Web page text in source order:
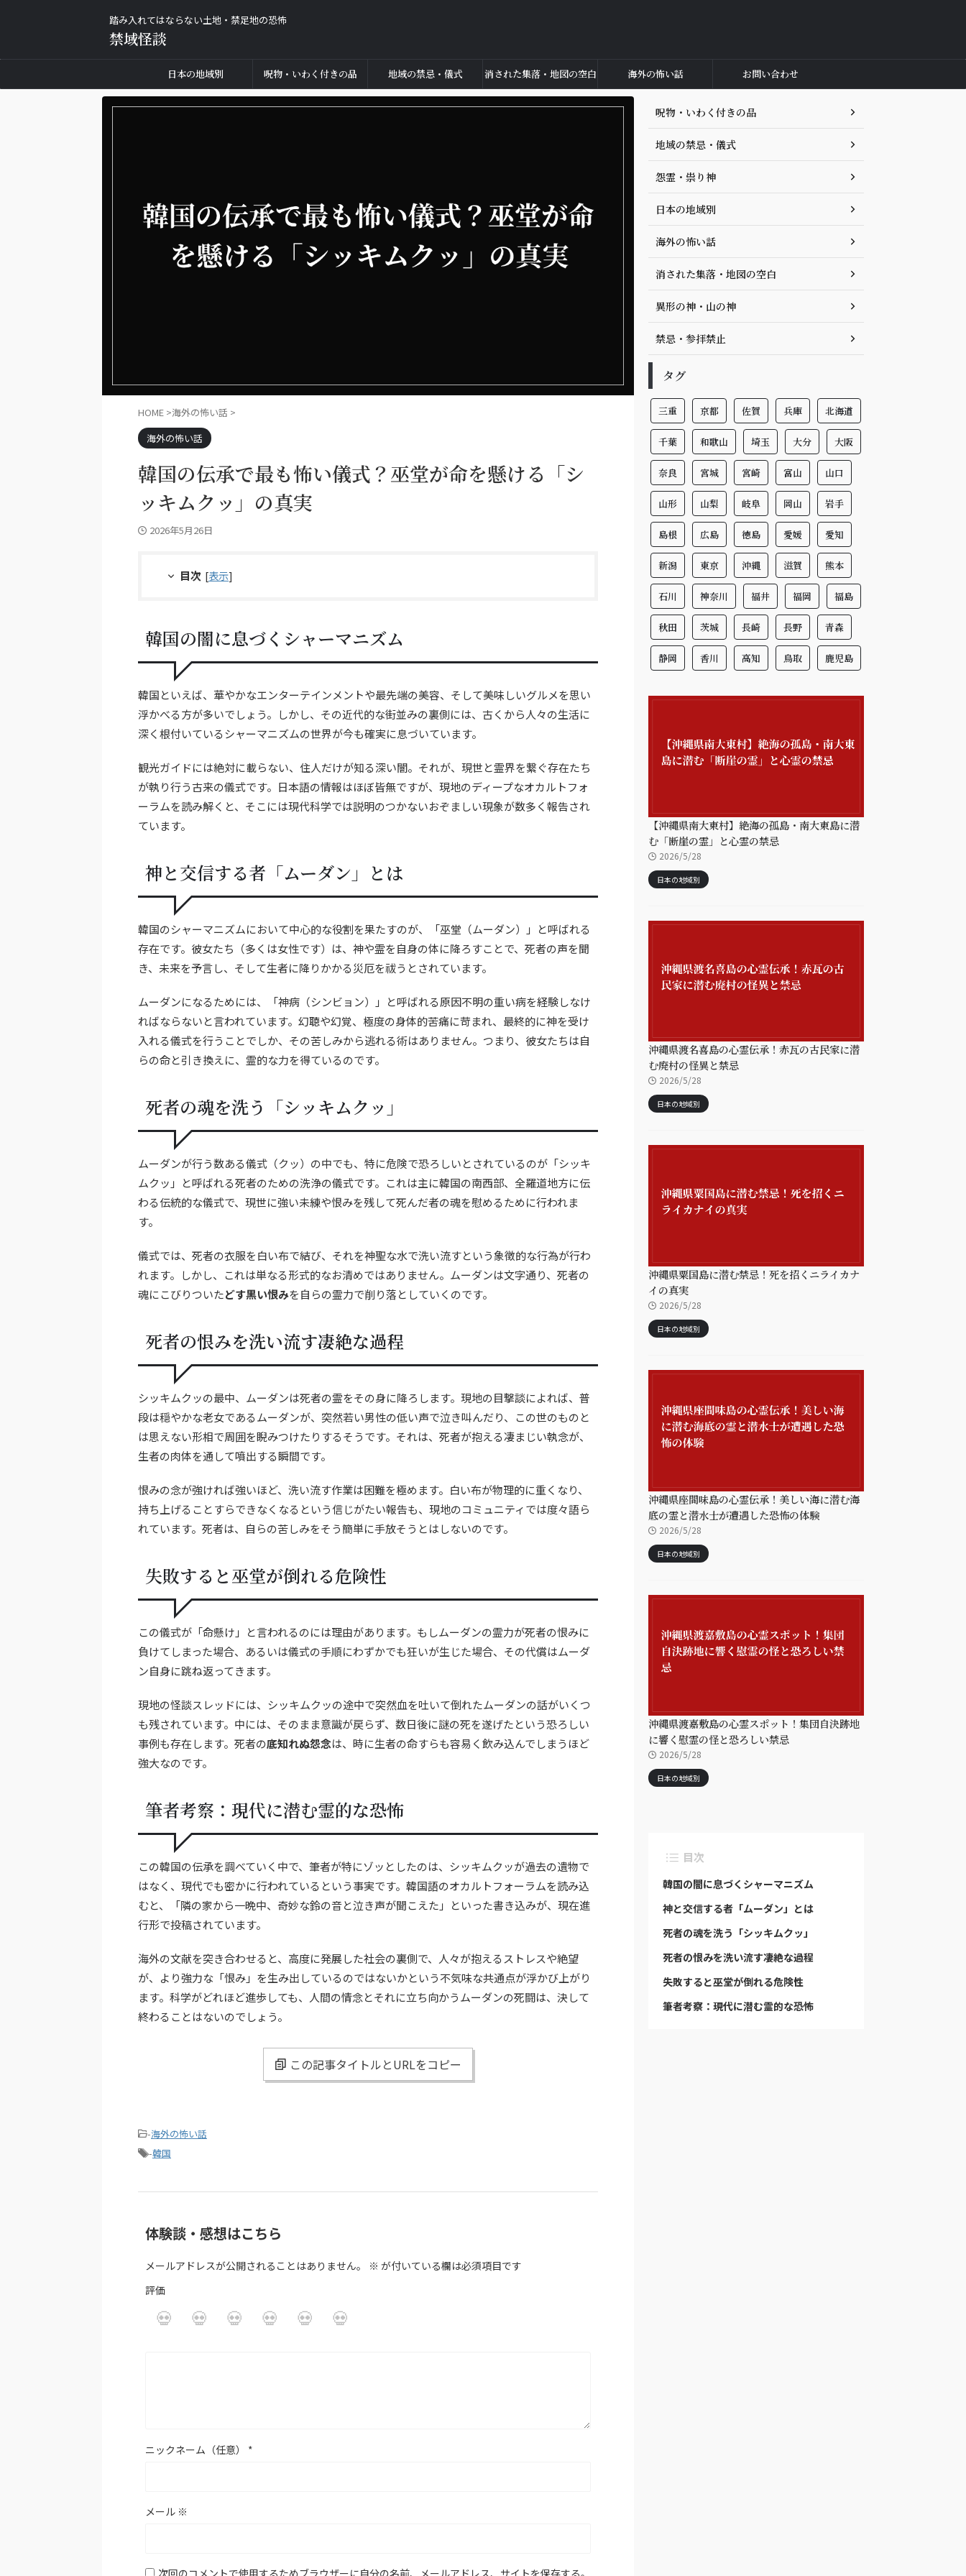
踏み入れてはならない土地・禁足地の恐怖
禁域怪談
日本の地域別 呪物・いわく付きの品 地域の禁忌・儀式 消された集落・地図の空白 海外の怖い話 お問い合わせ
HOME >海外の怖い話 >
海外の怖い話
韓国の伝承で最も怖い儀式？巫堂が命を懸ける「シ
ッキムクッ」の真実
2026年5月26日
目次 [表示]
韓国の闇に息づくシャーマニズム
韓国といえば、華やかなエンターテインメントや最先端の美容、そして美味しいグルメを思い
浮かべる方が多いでしょう。しかし、その近代的な街並みの裏側には、古くから人々の生活に
深く根付いているシャーマニズムの世界が今も確実に息づいています。
観光ガイドには絶対に載らない、住人だけが知る深い闇。それが、現世と霊界を繋ぐ存在たち
が執り行う古来の儀式です。日本語の情報はほぼ皆無ですが、現地のディープなオカルトフォ
ーラムを読み解くと、そこには現代科学では説明のつかないおぞましい現象が数多く報告され
ています。
神と交信する者「ムーダン」とは
韓国のシャーマニズムにおいて中心的な役割を果たすのが、「巫堂（ムーダン）」と呼ばれる
存在です。彼女たち（多くは女性です）は、神や霊を自身の体に降ろすことで、死者の声を聞
き、未来を予言し、そして生者に降りかかる災厄を祓うとされています。
ムーダンになるためには、「神病（シンビョン）」と呼ばれる原因不明の重い病を経験しなけ
ればならないと言われています。幻聴や幻覚、極度の身体的苦痛に苛まれ、最終的に神を受け
入れる儀式を行うことでしか、その苦しみから逃れる術はありません。つまり、彼女たちは自
らの命と引き換えに、霊的な力を得ているのです。
死者の魂を洗う「シッキムクッ」
ムーダンが行う数ある儀式（クッ）の中でも、特に危険で恐ろしいとされているのが「シッキ
ムクッ」と呼ばれる死者のための洗浄の儀式です。これは主に韓国の南西部、全羅道地方に伝
わる伝統的な儀式で、現世に強い未練や恨みを残して死んだ者の魂を慰めるために行われま
す。
儀式では、死者の衣服を白い布で結び、それを神聖な水で洗い流すという象徴的な行為が行わ
れます。しかし、これは単なる形式的なお清めではありません。ムーダンは文字通り、死者の
魂にこびりついたどす黒い恨みを自らの霊力で削り落としていくのです。
死者の恨みを洗い流す凄絶な過程
シッキムクッの最中、ムーダンは死者の霊をその身に降ろします。現地の目撃談によれば、普
段は穏やかな老女であるムーダンが、突然若い男性の低い声で泣き叫んだり、この世のものと
は思えない形相で周囲を睨みつけたりするそうです。それは、死者が抱える凄まじい執念が、
生者の肉体を通して噴出する瞬間です。
恨みの念が強ければ強いほど、洗い流す作業は困難を極めます。白い布が物理的に重くなり、
持ち上げることすらできなくなるという信じがたい報告も、現地のコミュニティでは度々語ら
れています。死者は、自らの苦しみをそう簡単に手放そうとはしないのです。
失敗すると巫堂が倒れる危険性
この儀式が「命懸け」と言われるのには理由があります。もしムーダンの霊力が死者の恨みに
負けてしまった場合、あるいは儀式の手順にわずかでも狂いが生じた場合、その代償はムーダ
ン自身に跳ね返ってきます。
現地の怪談スレッドには、シッキムクッの途中で突然血を吐いて倒れたムーダンの話がいくつ
も残されています。中には、そのまま意識が戻らず、数日後に謎の死を遂げたという恐ろしい
事例も存在します。死者の底知れぬ怨念は、時に生者の命すらも容易く飲み込んでしまうほど
強大なのです。
筆者考察：現代に潜む霊的な恐怖
この韓国の伝承を調べていく中で、筆者が特にゾッとしたのは、シッキムクッが過去の遺物で
はなく、現代でも密かに行われているという事実です。韓国語のオカルトフォーラムを読み込
むと、「隣の家から一晩中、奇妙な鈴の音と泣き声が聞こえた」といった書き込みが、現在進
行形で投稿されています。
海外の文献を突き合わせると、高度に発展した社会の裏側で、人々が抱えるストレスや絶望
が、より強力な「恨み」を生み出しているのではないかという不気味な共通点が浮かび上がり
ます。科学がどれほど進歩しても、人間の情念とそれに立ち向かうムーダンの死闘は、決して
終わることはないのでしょう。
この記事タイトルとURLをコピー
-海外の怖い話
-韓国
体験談・感想はこちら
メールアドレスが公開されることはありません。 ※ が付いている欄は必須項目です
評価
ニックネーム（任意） *
メール ※
呪物・いわく付きの品
地域の禁忌・儀式
怨霊・祟り神
日本の地域別
海外の怖い話
消された集落・地図の空白
異形の神・山の神
禁忌・参拝禁止
タグ
三重 京都 佐賀 兵庫 北海道
千葉 和歌山 埼玉 大分 大阪
奈良 宮城 宮崎 富山 山口
山形 山梨 岐阜 岡山 岩手
島根 広島 徳島 愛媛 愛知
新潟 東京 沖縄 滋賀 熊本
石川 神奈川 福井 福岡 福島
秋田 茨城 長崎 長野 青森
静岡 香川 高知 鳥取 鹿児島
【沖縄県南大東村】絶海の孤島・南大東島に潜
む「断崖の霊」と心霊の禁忌
2026/5/28
日本の地域別
沖縄県渡名喜島の心霊伝承！赤瓦の古民家に潜
む廃村の怪異と禁忌
2026/5/28
日本の地域別
沖縄県粟国島に潜む禁忌！死を招くニライカナ
イの真実
2026/5/28
日本の地域別
沖縄県座間味島の心霊伝承！美しい海に潜む海
底の霊と潜水士が遭遇した恐怖の体験
2026/5/28
日本の地域別
沖縄県渡嘉敷島の心霊スポット！集団自決跡地
に響く慰霊の怪と恐ろしい禁忌
2026/5/28
日本の地域別
目次
韓国の闇に息づくシャーマニズム
神と交信する者「ムーダン」とは
死者の魂を洗う「シッキムクッ」
死者の恨みを洗い流す凄絶な過程
失敗すると巫堂が倒れる危険性
筆者考察：現代に潜む霊的な恐怖